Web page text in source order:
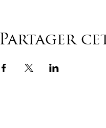
Partager